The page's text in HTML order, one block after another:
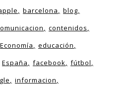
barcelona
blog
contenidos
Economía
educación
España facebook
fútbol
informacion